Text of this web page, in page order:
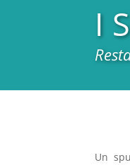
I
Un